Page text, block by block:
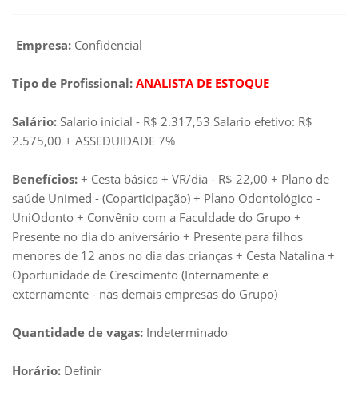
Empresa: Confidencial
Tipo de Profissional: ANALISTA DE ESTOQUE
Salário: Salario inicial - R$ 2.317,53 Salario efetivo: R$
2.575,00 + ASSEDUIDADE 7%
Benefícios: + Cesta básica + VR/dia - R$ 22,00 + Plano de
saúde Unimed - (Coparticipação) + Plano Odontológico -
UniOdonto + Convênio com a Faculdade do Grupo +
Presente no dia do aniversário + Presente para filhos
menores de 12 anos no dia das crianças + Cesta Natalina +
Oportunidade de Crescimento (Internamente e
externamente - nas demais empresas do Grupo)
Quantidade de vagas: Indeterminado
Horário: Definir